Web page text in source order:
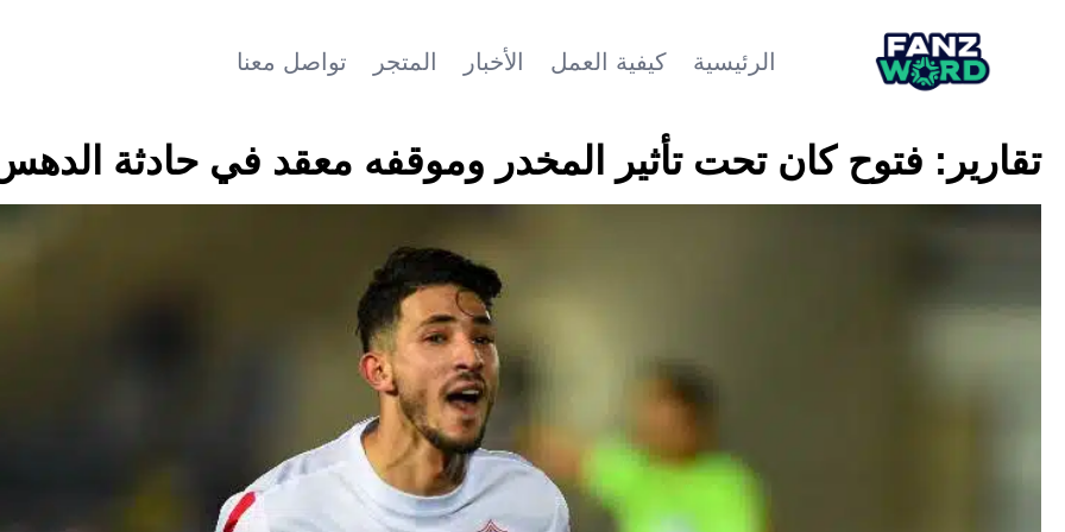
الرئيسية كيفية العمل الأخبار المتجر تواصل معنا
تقارير: فتوح كان تحت تأثير المخدر وموقفه معقد في حادثة